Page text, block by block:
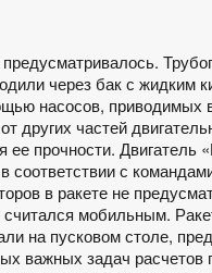
через бак с жидким
насосов, приводимых
других частей
прочности. Двигатель
соответствии с
в ракете не
мобильным.
на пусковом столе,
важных задач расчетов